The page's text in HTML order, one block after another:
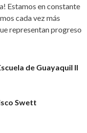
Estamos en constante
cada vez más
representan progreso
de Guayaquil II
Swett